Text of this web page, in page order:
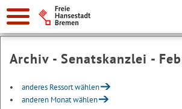
Suche:
Archiv - Senatskanzlei -
anderes Ressort wählen
anderen Monat wählen